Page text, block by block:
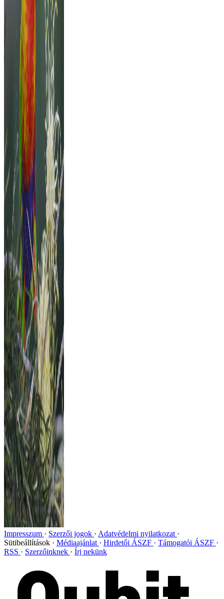
Impresszum Szerzői jogok
Adatvédelmi nyilatkozat
Sütibeállítások
Médiaajánlat Hirdetői ÁSZF
Támogatói ÁSZF
RSS
Szerzőinknek Írj nekünk